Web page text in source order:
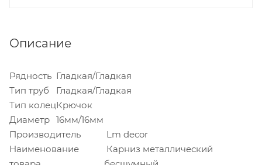
Описание
Рядность Гладкая/Гладкая
Тип труб
Гладкая/Гладкая
Тип колецКрючок
Диаметр 16мм/16мм
Производитель
Lm decor
Наименование
Карниз металлический